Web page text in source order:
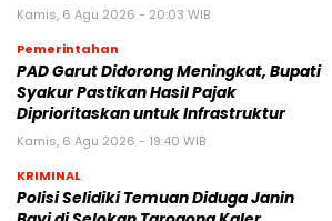
Kamis, 6 Agu 2026 - 20:03 WIB
Pemerintahan
PAD Garut Didorong Meningkat, Bupati
Syakur Pastikan Hasil Pajak
Diprioritaskan untuk Infrastruktur
Kamis, 6 Agu 2026 - 19:40 WIB
KRIMINAL
Polisi Selidiki Temuan Diduga Janin